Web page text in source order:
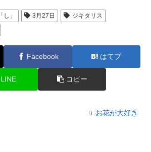
「し」 3月27日
ジキタリス
Facebook はてブ
LINE コピー
お花が大好き